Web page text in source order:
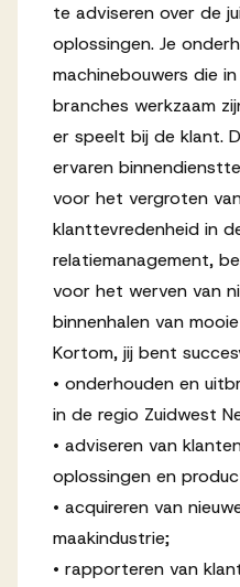
Werken bij AV
Voor kandidaten
Inspiratie
te adviseren over de
oplossingen. Je
machinebouwers die
branches werkzaam
er speelt bij de klant.
ervaren
voor het vergroten
klanttevredenheid in
relatiemanagement,
voor het werven van
binnenhalen van
Kortom, jij bent
• onderhouden en
in de regio Zuidwest
• adviseren van
oplossingen en
• acquireren van
maakindustrie;
• rapporteren van